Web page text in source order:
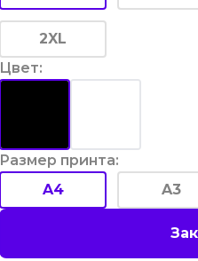
2XL
Цвет:
Размер принта:
A4
A3